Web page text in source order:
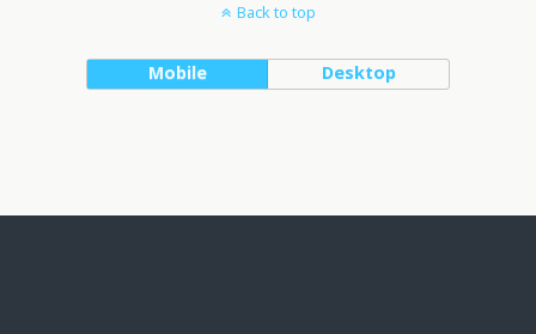
Back to top
Mobile Desktop